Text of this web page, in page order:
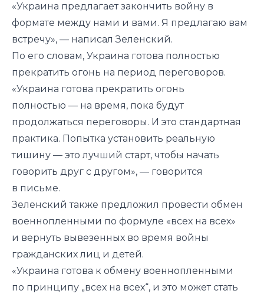
«Украина предлагает закончить войну в
формате между нами и вами. Я предлагаю вам
встречу», — написал Зеленский.
По его словам, Украина готова полностью
прекратить огонь на период переговоров.
«Украина готова прекратить огонь
полностью — на время, пока будут
продолжаться переговоры. И это стандартная
практика. Попытка установить реальную
тишину — это лучший старт, чтобы начать
говорить друг с другом», — говорится
в письме.
Зеленский также предложил провести обмен
военнопленными по формуле «всех на всех»
и вернуть вывезенных во время войны
гражданских лиц и детей.
«Украина готова к обмену военнопленными
по принципу „всех на всех“, и это может стать